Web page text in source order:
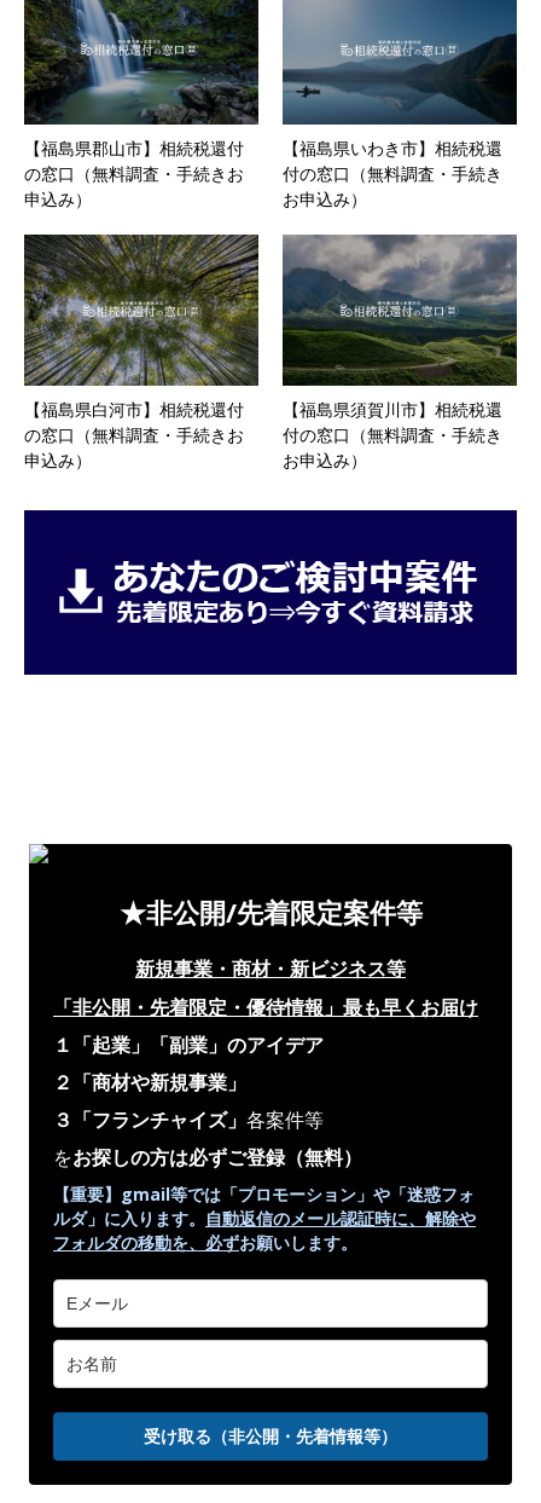
【福島県郡山市】相続税還付
の窓口（無料調査・手続きお
申込み）
【福島県いわき市】相続税還
付の窓口（無料調査・手続き
お申込み）
【福島県白河市】相続税還付
の窓口（無料調査・手続きお
申込み）
【福島県須賀川市】相続税還
付の窓口（無料調査・手続き
お申込み）
★非公開/先着限定案件等
新規事業・商材・新ビジネス等
「非公開・先着限定・優待情報」 最も早くお届け
１「起業」「副業」のアイデア
２「商材や新規事業」
３「フランチャイズ」 各案件等
をお探しの方は必ずご登録（無料）
【重要】gmail等では「プロモーション」や 「迷惑フォ
ルダ」 に入ります。 自動返信のメール認証時に、解除や
フォルダの移動を、 必ずお願いします。
受け取る（非公開・先着情報等）